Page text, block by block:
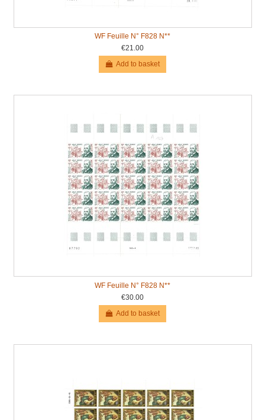
WF Feuille N° F828 N**
€21.00
Add to basket
WF Feuille N° F828 N**
€30.00
Add to basket